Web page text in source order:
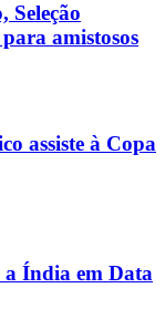
Seleção
amistosos
assiste à Copa
Índia em Data